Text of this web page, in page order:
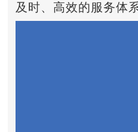
及时、高效的服务体